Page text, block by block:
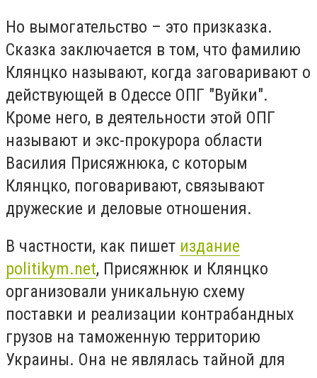
Но вымогательство – это призказка.
Сказка заключается в том, что фамилию
Клянцко называют, когда заговаривают о
действующей в Одессе ОПГ "Вуйки".
Кроме него, в деятельности этой ОПГ
называют и экс-прокурора области
Василия Присяжнюка, с которым
Клянцко, поговаривают, связывают
дружеские и деловые отношения.
В частности, как пишет издание
politikym.net, Присяжнюк и Клянцко
организовали уникальную схему
поставки и реализации контрабандных
грузов на таможенную территорию
Украины. Она не являлась тайной для